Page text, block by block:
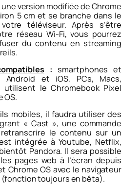
version modifiée de Chrome
5 cm et se branche dans le
téléviseur. Après s’être
réseau Wi-Fi, vous pourrez
du contenu en streaming
: smartphones et
et iOS, PCs, Macs,
le Chromebook Pixel
OS.
mobiles, il faudra utiliser des
« Cast », une commande
le contenu sur un
intégrée à Youtube, Netflix,
Pandora. Il sera possible
pages web à l’écran depuis
Chrome OS avec le navigateur
(fonction toujours en bêta).